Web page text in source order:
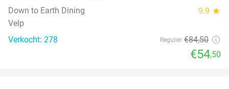
Down to Earth Dining 9.9 star
Velp
Verkocht: 278
Regulier €84,50
€54,50